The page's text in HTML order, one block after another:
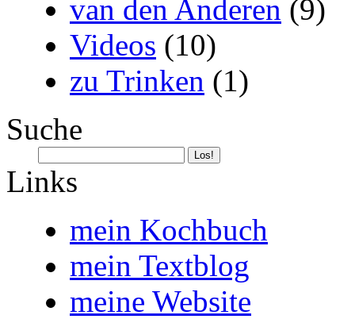
van den Anderen (9)
Videos (10)
zu Trinken (1)
Suche
Links
mein Kochbuch
mein Textblog
meine Website